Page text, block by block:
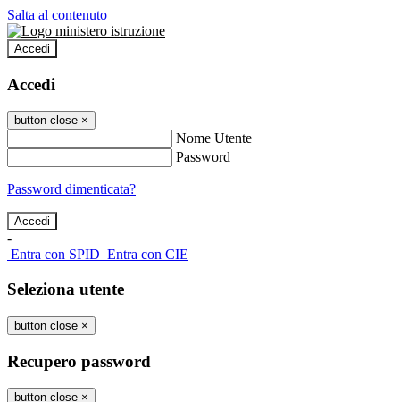
Salta al contenuto
Accedi
Accedi
button close ×
Nome Utente
Password
Password dimenticata?
-
Entra con SPID Entra con CIE
Seleziona utente
button close ×
Recupero password
button close ×